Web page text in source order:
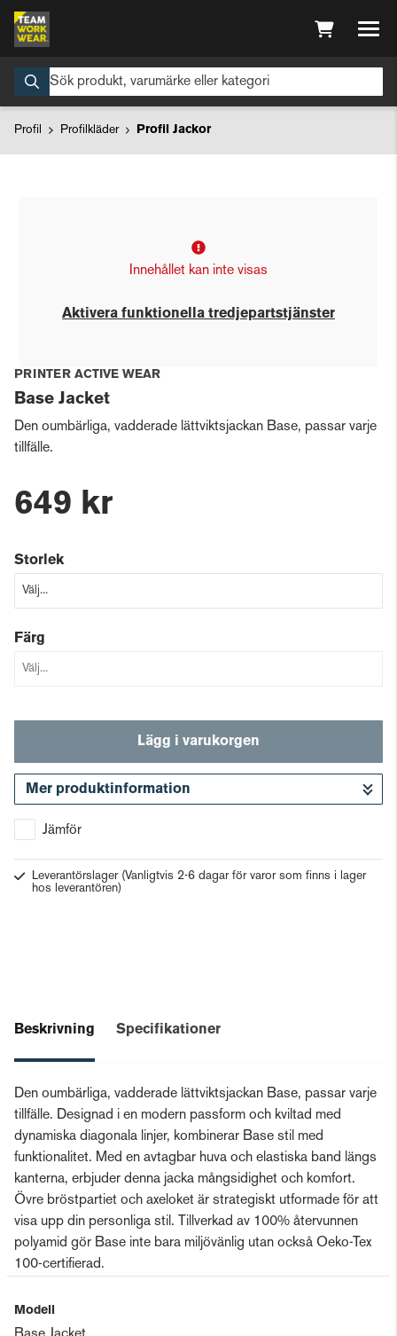
Profil Profilkläder Profil Jackor
Innehållet kan inte visas
Aktivera funktionella tredjepartstjänster
PRINTER ACTIVE WEAR
Base Jacket
Den oumbärliga, vadderade lättviktsjackan Base, passar varje
tillfälle.
649 kr
Storlek
Färg
Lägg i varukorgen
Mer produktinformation
Jämför
Leverantörslager (Vanligtvis 2-6 dagar för varor som finns i lager
hos leverantören)
Beskrivning Specifikationer
Den oumbärliga, vadderade lättviktsjackan Base, passar varje
tillfälle. Designad i en modern passform och kviltad med
dynamiska diagonala linjer, kombinerar Base stil med
funktionalitet. Med en avtagbar huva och elastiska band längs
kanterna, erbjuder denna jacka mångsidighet och komfort.
Övre bröstpartiet och axeloket är strategiskt utformade för att
visa upp din personliga stil. Tillverkad av 100% återvunnen
polyamid gör Base inte bara miljövänlig utan också Oeko-Tex
100-certifierad.
Modell